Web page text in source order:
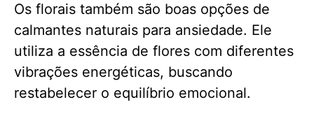
Os florais também são boas opções de
calmantes naturais para ansiedade. Ele
utiliza a essência de flores com diferentes
vibrações energéticas, buscando
restabelecer o equilíbrio emocional.